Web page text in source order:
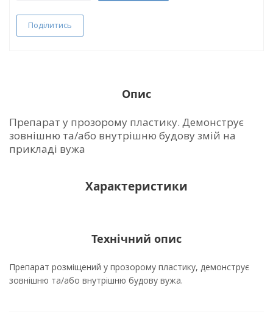
Поділитись
Опис
Препарат у прозорому пластику. Демонструє
зовнішню та/або внутрішню будову змій на
прикладі вужа
Характеристики
Технічний опис
Препарат розміщений у прозорому пластику, демонструє
зовнішню та/або внутрішню будову вужа.